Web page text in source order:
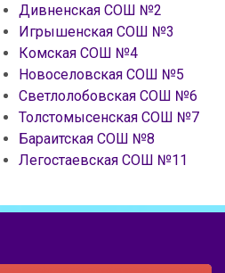
Дивненская СОШ №2
Игрышенская СОШ №3
Комская СОШ №4
Новоселовская СОШ №5
Светлолобовская СОШ №6
Толстомысенская СОШ №7
Бараитская СОШ №8
Легостаевская СОШ №11